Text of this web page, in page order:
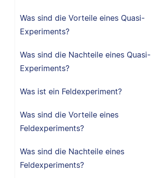
Was sind die Vorteile eines Quasi-
Experiments?
Was sind die Nachteile eines Quasi-
Experiments?
Was ist ein Feldexperiment?
Was sind die Vorteile eines
Feldexperiments?
Was sind die Nachteile eines
Feldexperiments?